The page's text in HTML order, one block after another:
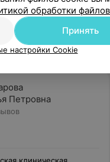
Петровна
обработки
Принять
настройки Cookie